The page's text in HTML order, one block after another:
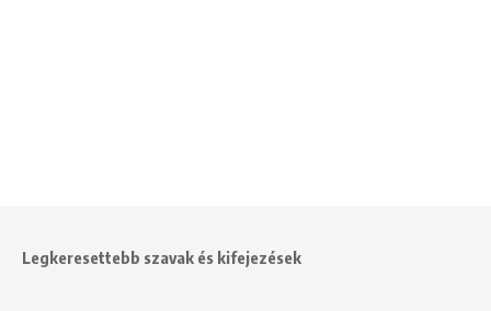
Legkeresettebb szavak és kifejezések